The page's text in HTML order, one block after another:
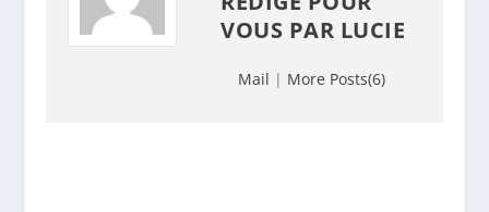
VOUS PAR LUCIE
Mail | More Posts(6)